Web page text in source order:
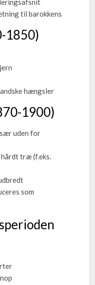
til barokkens
1850)
hængsler
1900)
uden for
hårdt træ (f.eks.
som